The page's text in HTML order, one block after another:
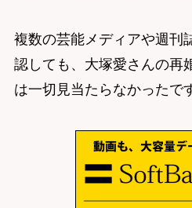
複数の芸能メディアや週刊
認しても、大塚愛さんの再
は一切見当たらなかったで